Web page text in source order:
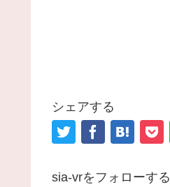
シェアする
sia-vrをフォローする